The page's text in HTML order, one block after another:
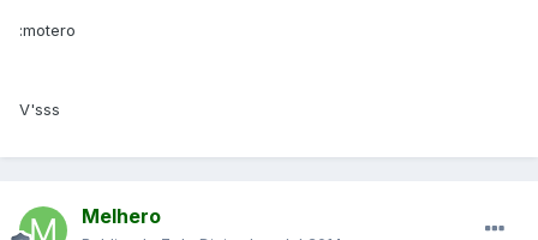
:motero
V'sss
Melhero